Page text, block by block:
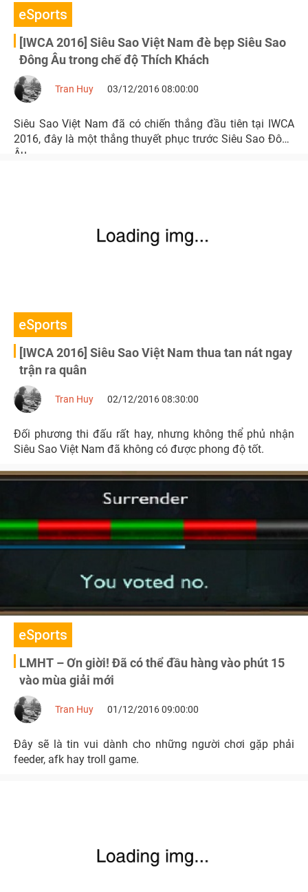
eSports
[IWCA 2016] Siêu Sao Việt Nam đè bẹp Siêu Sao
Đông Âu trong chế độ Thích Khách
Tran Huy 03/12/2016 08:00:00
Siêu Sao Việt Nam đã có chiến thắng đầu tiên tại IWCA
2016, đây là một thắng thuyết phục trước Siêu Sao Đông
Âu.
eSports
[IWCA 2016] Siêu Sao Việt Nam thua tan nát ngay
trận ra quân
Tran Huy 02/12/2016 08:30:00
Đối phương thi đấu rất hay, nhưng không thể phủ nhận
Siêu Sao Việt Nam đã không có được phong độ tốt.
eSports
LMHT – Ơn giời! Đã có thể đầu hàng vào phút 15
vào mùa giải mới
Tran Huy 01/12/2016 09:00:00
Đây sẽ là tin vui dành cho những người chơi gặp phải
feeder, afk hay troll game.